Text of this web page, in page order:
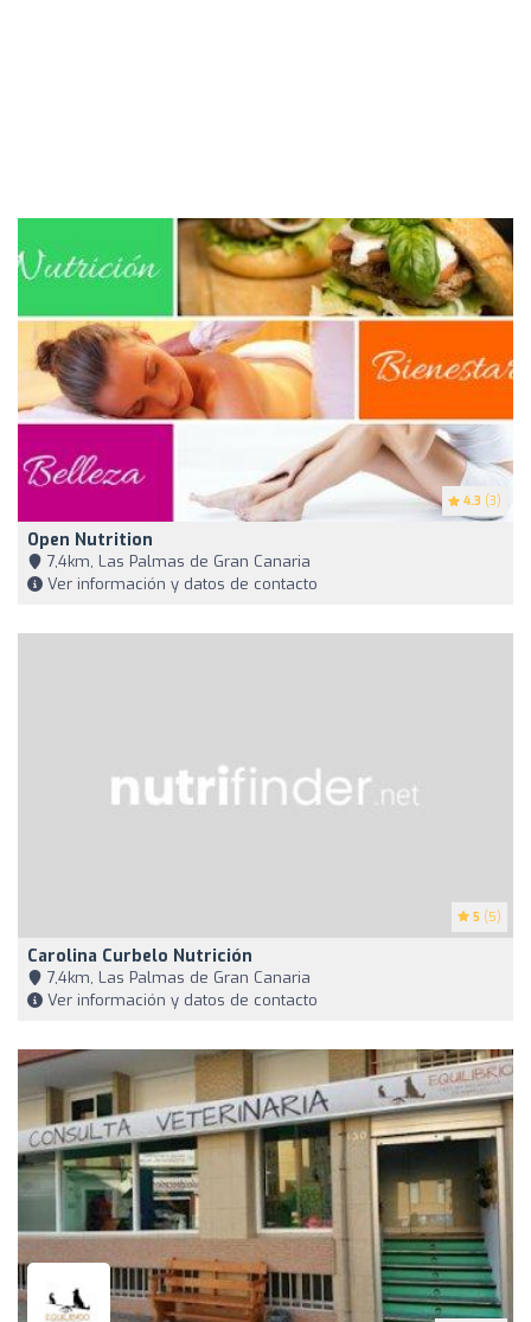
4.3 (3)
Open Nutrition
7,4km, Las Palmas de Gran Canaria
Ver información y datos de contacto
5 (5)
Carolina Curbelo Nutrición
7,4km, Las Palmas de Gran Canaria
Ver información y datos de contacto